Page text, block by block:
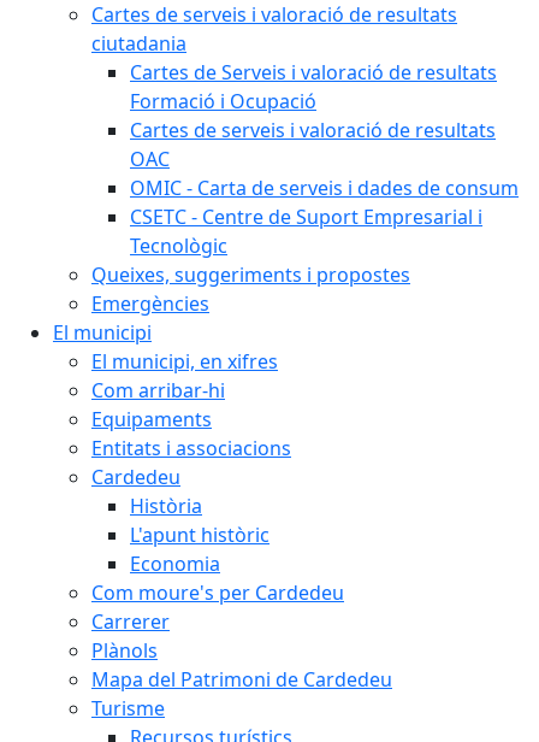
Cartes de serveis i valoració de resultats
ciutadania
Cartes de Serveis i valoració de resultats
Formació i Ocupació
Cartes de serveis i valoració de resultats
OAC
OMIC - Carta de serveis i dades de consum
CSETC - Centre de Suport Empresarial i
Tecnològic
Queixes, suggeriments i propostes
Emergències
El municipi
El municipi, en xifres
Com arribar-hi
Equipaments
Entitats i associacions
Cardedeu
Història
L'apunt històric
Economia
Com moure's per Cardedeu
Carrerer
Plànols
Mapa del Patrimoni de Cardedeu
Turisme